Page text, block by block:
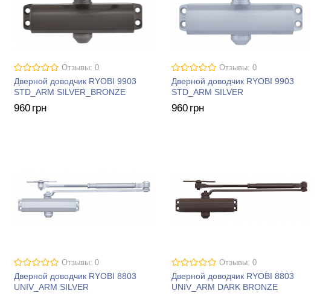
Отзывы: 0
Дверной доводчик RYOBI 9903
STD_ARM SILVER_BRONZE
960 грн
Отзывы: 0
Дверной доводчик RYOBI 9903
STD_ARM SILVER
960 грн
Отзывы: 0
Дверной доводчик RYOBI 8803
UNIV_ARM SILVER
Отзывы: 0
Дверной доводчик RYOBI 8803
UNIV_ARM DARK BRONZE